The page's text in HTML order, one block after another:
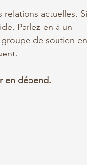
relations actuelles. Si
Parlez-en à un
de soutien en
en dépend.